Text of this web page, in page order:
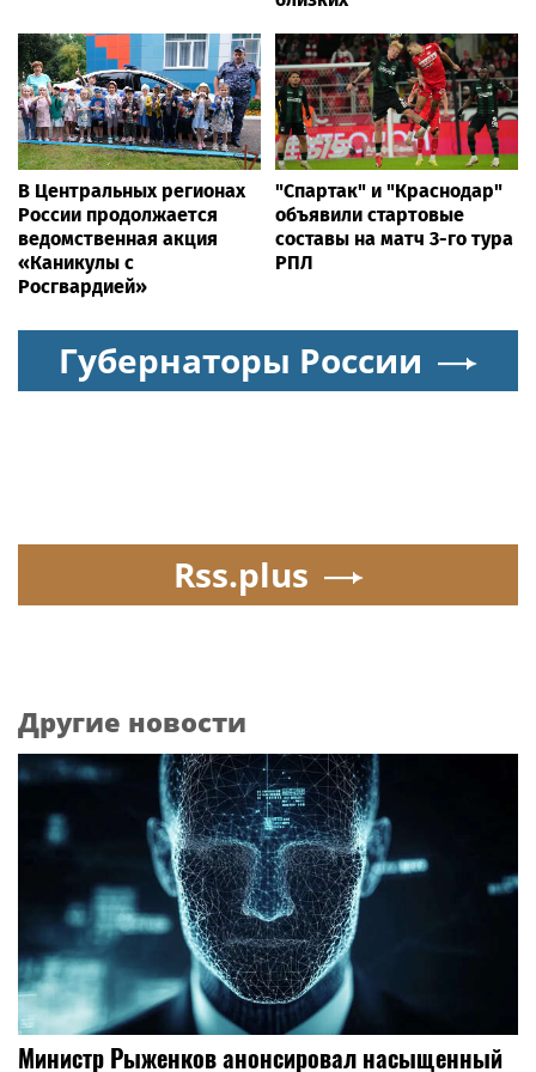
В Центральных регионах
России продолжается
ведомственная акция
«Каникулы с
Росгвардией»
"Спартак" и "Краснодар"
объявили стартовые
составы на матч 3-го тура
РПЛ
Губернаторы России
Rss.plus
Другие новости
Министр Рыженков анонсировал насыщенный